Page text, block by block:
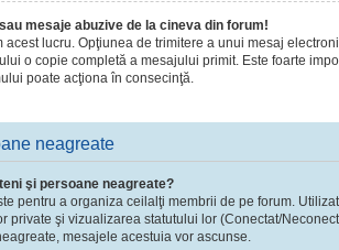
mesaje abuzive de la cineva din forum!
acest lucru. Opţiunea de trimitere a unui mesaj
o copie completă a mesajului primit. Este foarte
poate acţiona în consecinţă.
neagreate
şi persoane neagreate?
pentru a organiza ceilalţi membrii de pe forum.
private şi vizualizarea statutului lor (Conectat/
mesajele acestuia vor ascunse.